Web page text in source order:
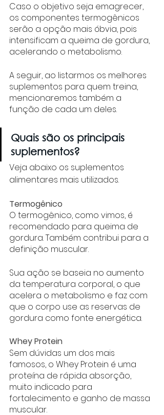
Caso o objetivo seja emagrecer,
os componentes termogênicos
serão a opção mais óbvia, pois
intensificam a queima de gordura,
acelerando o metabolismo.
A seguir, ao listarmos os melhores
suplementos para quem treina,
mencionaremos também a
função de cada um deles.
Quais são os principais
suplementos?
Veja abaixo os suplementos
alimentares mais utilizados.
Termogênico
O termogênico, como vimos, é
recomendado para queima de
gordura. Também contribui para a
definição muscular.
Sua ação se baseia no aumento
da temperatura corporal, o que
acelera o metabolismo e faz com
que o corpo use as reservas de
gordura como fonte energética.
Whey Protein
Sem dúvidas um dos mais
famosos, o Whey Protein é uma
proteína de rápida absorção,
muito indicado para
fortalecimento e ganho de massa
muscular.